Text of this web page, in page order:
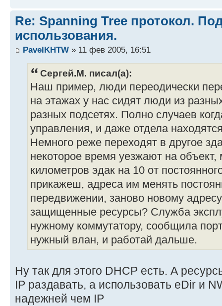
Re: Spanning Tree протокол.
использования.
PavelKHTW » 11 фев 2005, 16:51
Сергей.М. писал(а):
Наш пример, люди переодически
на этажах у нас сидят люди из
разных подсетях. Полно случаев
управления, и даже отдела
Немного реже переходят в другое
некоторое время уезжают на объект,
километров эдак на 10 от
прикажеш, адреса им менять
передвижении, заново новому
защищенные ресурсы? Служба
нужному коммутатору, сообщила
нужный влан, и работай дальше.
Ну так для этого DHCP есть. А
IP раздавать, а использовать eDir и
надежней чем IP